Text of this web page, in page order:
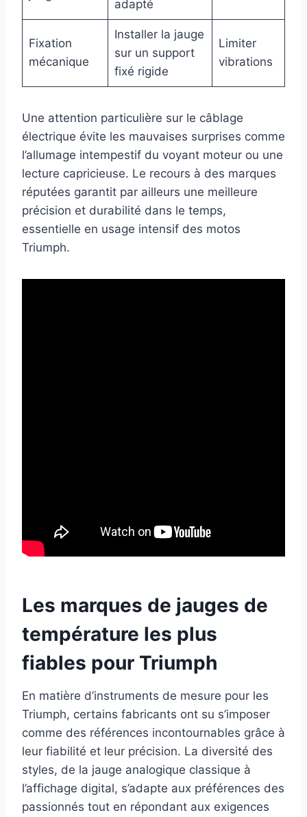
adapté
Fixation
mécanique
Installer la jauge
sur un support
fixé rigide
Limiter
vibrations
Une attention particulière sur le câblage
électrique évite les mauvaises surprises comme
l’allumage intempestif du voyant moteur ou une
lecture capricieuse. Le recours à des marques
réputées garantit par ailleurs une meilleure
précision et durabilité dans le temps,
essentielle en usage intensif des motos
Triumph.
Les marques de jauges de
température les plus
fiables pour Triumph
En matière d’instruments de mesure pour les
Triumph, certains fabricants ont su s’imposer
comme des références incontournables grâce à
leur fiabilité et leur précision. La diversité des
styles, de la jauge analogique classique à
l’affichage digital, s’adapte aux préférences des
passionnés tout en répondant aux exigences